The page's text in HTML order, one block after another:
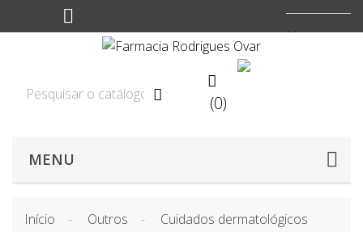
Moeda:


(0)
MENU
Início Outros
Cuidados dermatológicos